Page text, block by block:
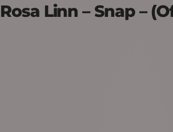
Rosa Linn – Snap –